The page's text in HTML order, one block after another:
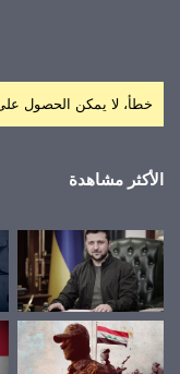
خطأ، لا يمكن الحصول
الأكثر مشاهدة